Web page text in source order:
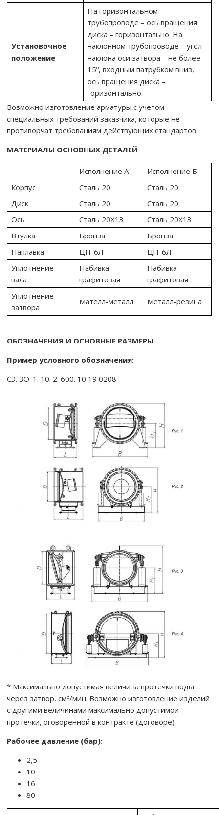
Установочное
положение
На горизонтальном
трубопроводе – ось вращения
диска – горизонтально. На
наклонном трубопроводе – угол
наклона оси затвора – не более
15º, входным патрубком вниз,
ось вращения диска –
горизонтально.
Возможно изготовление арматуры с учетом
специальных требований заказчика, которые не
противорчат требованиям действующих стандартов.
МАТЕРИАЛЫ ОСНОВНЫХ ДЕТАЛЕЙ
Исполнение А
Исполнение Б
Корпус
Сталь 20
Сталь 20
Диск
Сталь 20
Сталь 20
Ось
Сталь 20Х13
Сталь 20Х13
Втулка
Бронза
Бронза
Наплавка
ЦН-6Л
ЦН-6Л
Уплотнение
вала
Набивка
графитовая
Набивка
графитовая
Уплотнение
затвора
Мателл-металл Металл-резина
ОБОЗНАЧЕНИЯ И ОСНОВНЫЕ РАЗМЕРЫ
Пример условного обозначения:
СЭ. ЗО. 1. 10. 2. 600. 10 19 0208
* Максимально допустимая величина протечки воды
через затвор, см3/мин. Возможно изготовление изделий
с другими величинами максимально допустимой
протечки, оговоренной в контракте (договоре).
Рабочее давление (бар):
2,5
10
16
80